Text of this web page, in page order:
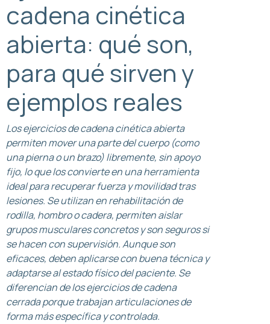
cadena cinética
abierta: qué son,
para qué sirven y
ejemplos reales
Los ejercicios de cadena cinética abierta
permiten mover una parte del cuerpo (como
una pierna o un brazo) libremente, sin apoyo
fijo, lo que los convierte en una herramienta
ideal para recuperar fuerza y movilidad tras
lesiones. Se utilizan en rehabilitación de
rodilla, hombro o cadera, permiten aislar
grupos musculares concretos y son seguros si
se hacen con supervisión. Aunque son
eficaces, deben aplicarse con buena técnica y
adaptarse al estado físico del paciente. Se
diferencian de los ejercicios de cadena
cerrada porque trabajan articulaciones de
forma más específica y controlada.